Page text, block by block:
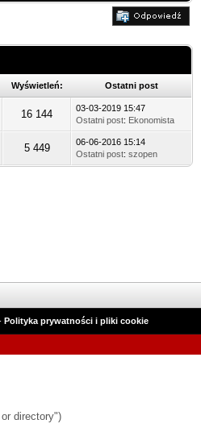
Wyświetleń: Ostatni post
16 144
03-03-2019 15:47
Ostatni post: Ekonomista
5 449
06-06-2016 15:14
Ostatni post: szopen
Polityka prywatności i pliki cookie
directory")